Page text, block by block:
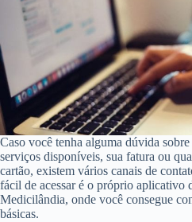
Caso você tenha alguma dúvida
serviços disponíveis, sua fatura ou
cartão, existem vários canais de
fácil de acessar é o próprio aplicativo
Medicilândia, onde você consegue
básicas.